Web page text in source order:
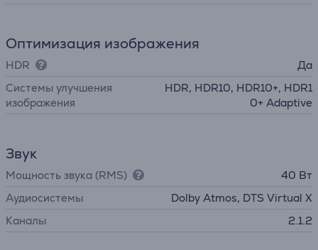
Оптимизация изображения
HDR
Да
Системы улучшения
изображения
HDR, HDR10, HDR10+, HDR1
0+ Adaptive
Звук
Мощность звука (RMS)
40 Вт
Аудиосистемы
Dolby Atmos, DTS Virtual X
Каналы
2.1.2